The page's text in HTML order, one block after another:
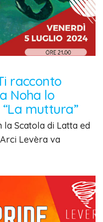
racconto
Noha lo
muttura”
Scatola di Latta ed
Levèra va